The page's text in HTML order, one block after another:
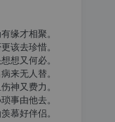
缘才相聚。
该去珍惜。
想又何必。
来无人替。
神又费力。
事由他去。
慕好伴侣。